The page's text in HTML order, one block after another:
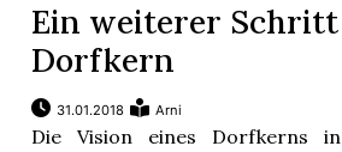
Ein weiterer Schritt
Dorfkern
31.01.2018 Arni
Die Vision eines Dorfkerns